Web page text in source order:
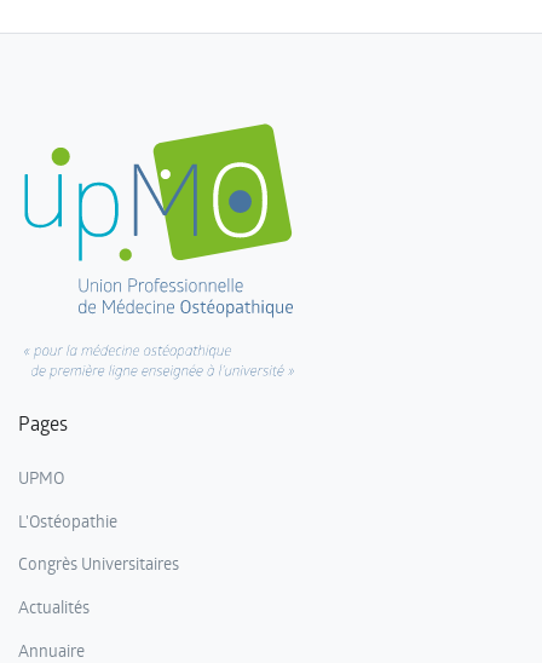
Pages
UPMO
L'Ostéopathie
Congrès Universitaires
Actualités
Annuaire